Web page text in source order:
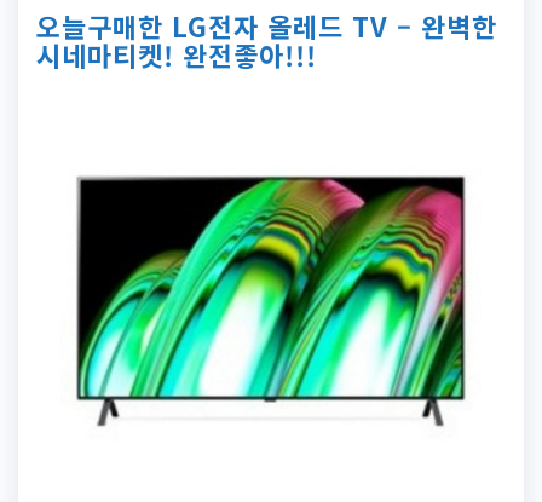
오늘구매한 LG전자 올레드 TV – 완벽한
시네마티켓! 완전좋아!!!